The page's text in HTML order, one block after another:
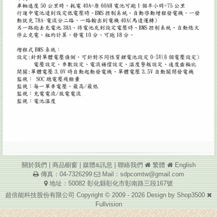
關於我們 | 商品櫥窗| 媒體&訊息 | 聯絡我們 繁體
English
傳真：04-7326299
Mail： sdpcomtw@gmail.com
地址：50082 彰化縣彰化市彰南路三段167號
超倍能科技股份有限公司 Copyright © 2009 - 2026 Design by Shop3500
Fullvision